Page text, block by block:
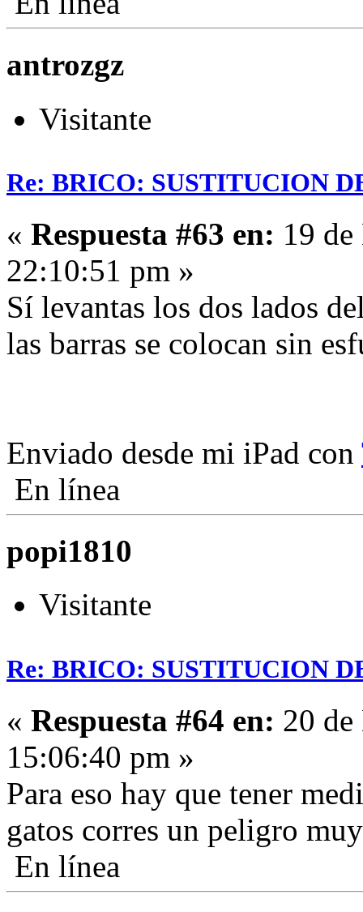
antrozgz
Visitante
Re: BRICO: SUSTITUCION
« Respuesta #63 en: 19
22:10:51 pm »
Sí levantas los dos lados
las barras se colocan sin
Enviado desde mi iPad con
En línea
popi1810
Visitante
Re: BRICO: SUSTITUCION
« Respuesta #64 en: 20
15:06:40 pm »
Para eso hay que tener
gatos corres un peligro
En línea